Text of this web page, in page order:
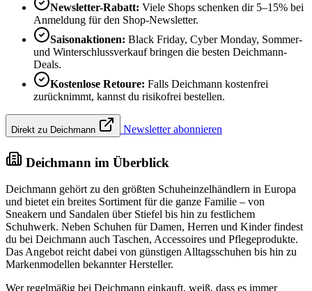
Newsletter-Rabatt: Viele Shops schenken dir 5–15% bei
Anmeldung für den Shop-Newsletter.
Saisonaktionen: Black Friday, Cyber Monday, Sommer-
und Winterschlussverkauf bringen die besten Deichmann-
Deals.
Kostenlose Retoure: Falls Deichmann kostenfrei
zurücknimmt, kannst du risikofrei bestellen.
Direkt zu Deichmann Newsletter abonnieren
Deichmann im Überblick
Deichmann gehört zu den größten Schuheinzelhändlern in Europa
und bietet ein breites Sortiment für die ganze Familie – von
Sneakern und Sandalen über Stiefel bis hin zu festlichem
Schuhwerk. Neben Schuhen für Damen, Herren und Kinder findest
du bei Deichmann auch Taschen, Accessoires und Pflegeprodukte.
Das Angebot reicht dabei von günstigen Alltagsschuhen bis hin zu
Markenmodellen bekannter Hersteller.
Wer regelmäßig bei Deichmann einkauft, weiß, dass es immer